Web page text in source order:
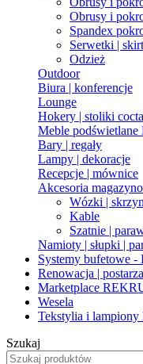
Obrusy i
Spandex
Serwetki |
Odzież
Outdoor
Biura | konferencje
Lounge
Hokery | stoliki
Meble podświetlane
Bary | regały
Lampy | dekoracje
Recepcje | mównice
Akcesoria
Wózki |
Kable
Szatnie |
Namioty | słupki |
Systemy bufetowe -
Renowacja |
Marketplace
Wesela
Tekstylia i lampiony
Szukaj